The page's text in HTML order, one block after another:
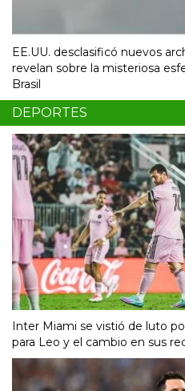
EE.UU. desclasificó nuevos
revelan sobre la misteriosa
Brasil
DEPORTES
Inter Miami se vistió de luto
para Leo y el cambio en sus